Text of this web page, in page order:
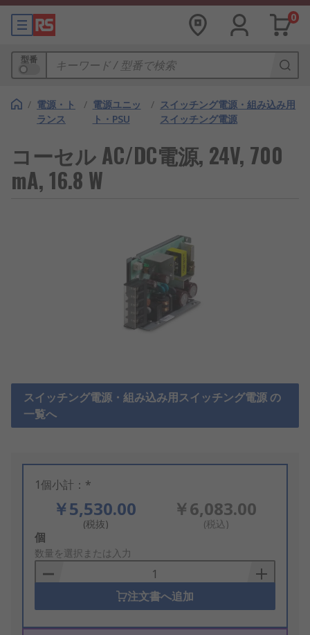
0
型番
/ 電源・ト
ランス
/ 電源ユニッ
ト・PSU
/ スイッチング電源・組み込み用
スイッチング電源
コーセル AC/DC電源, 24V, 700
mA, 16.8 W
スイッチング電源・組み込み用スイッチング電源 の
一覧へ
1個小計：*
￥5,530.00
(税抜)
￥6,083.00
(税込)
Add
to
Basket
個
数量を選択または入力
注文書へ追加